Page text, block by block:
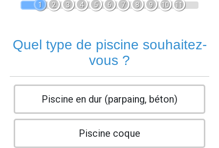
1 2 3 4 5 6 7 8 9 10 11
Quel type de piscine souhaitez-
vous ?
Piscine en dur (parpaing, béton)
Piscine coque